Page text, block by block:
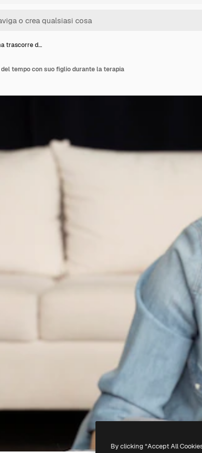
trascorre d…
tempo con suo figlio durante la terapia
By clicking “Accept All